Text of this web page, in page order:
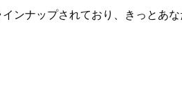
ンナップされており、きっとあ